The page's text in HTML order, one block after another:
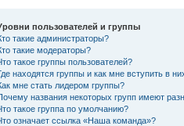
пользователей и группы
такие администраторы?
такие модераторы?
такое группы пользователей?
находятся группы и как мне вступить в
мне стать лидером группы?
названия некоторых групп имеют
такое группа по умолчанию?
означает ссылка «Наша команда»?